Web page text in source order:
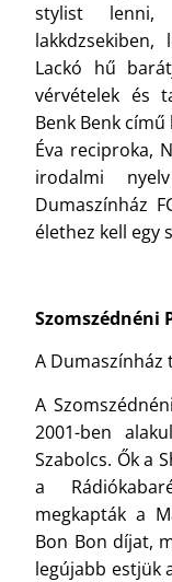
stylist lenni,
lakkdzsekiben,
Lackó hű
vérvételek és
Benk Benk
Éva reciproka,
irodalmi
Dumaszínház
élethez kell egy
Szomszédnéni
A Dumaszínház
A
2001-ben
Szabolcs. Ők a
a
megkapták a
Bon Bon díjat,
legújabb estjük